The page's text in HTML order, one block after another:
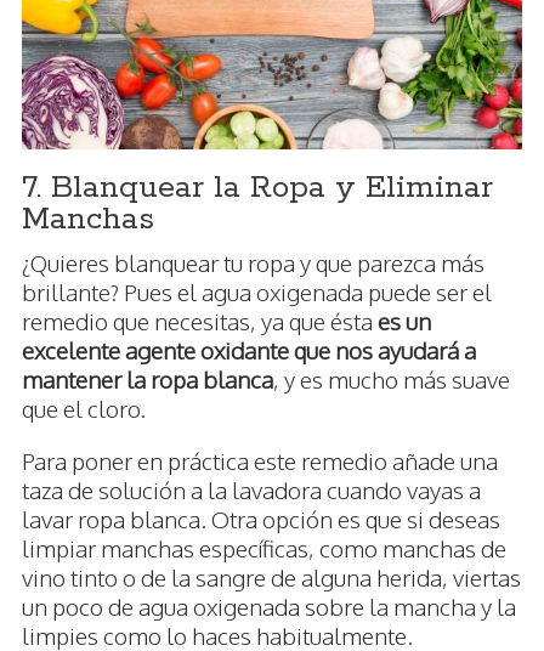
7. Blanquear la Ropa y Eliminar
Manchas
¿Quieres blanquear tu ropa y que parezca más
brillante? Pues el agua oxigenada puede ser el
remedio que necesitas, ya que ésta es un
excelente agente oxidante que nos ayudará a
mantener la ropa blanca, y es mucho más suave
que el cloro.
Para poner en práctica este remedio añade una
taza de solución a la lavadora cuando vayas a
lavar ropa blanca. Otra opción es que si deseas
limpiar manchas específicas, como manchas de
vino tinto o de la sangre de alguna herida, viertas
un poco de agua oxigenada sobre la mancha y la
limpies como lo haces habitualmente.